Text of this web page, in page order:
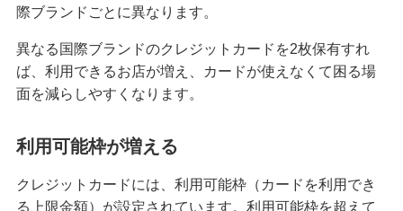
クレジットカードの残高不足は1回目でも信用情報
に影響する？対処法やリスクを解説
クレジットカード引き落としの時間は？当日入金
の注意点や遅れたときの対処法も紹介
際ブランドごとに異なります。
異なる国際ブランドのクレジットカードを2枚保有すれ
ば、利用できるお店が増え、カードが使えなくて困る場
面を減らしやすくなります。
利用可能枠が増える
クレジットカードには、利用可能枠（カードを利用でき
る上限金額）が設定されています。利用可能枠を超えて